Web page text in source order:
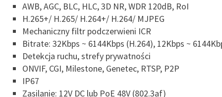
AWB, AGC, BLC, HLC, 3D NR, WDR 120dB, RoI
H.265+/ H.265/ H.264+/ H.264/ MJPEG
Mechaniczny filtr podczerwieni ICR
Bitrate: 32Kbps ~ 6144Kbps (H.264), 12Kbps ~
Detekcja ruchu, strefy prywatności
ONVIF, CGI, Milestone, Genetec, RTSP, P2P
IP67
Zasilanie: 12V DC lub PoE 48V (802.3af)